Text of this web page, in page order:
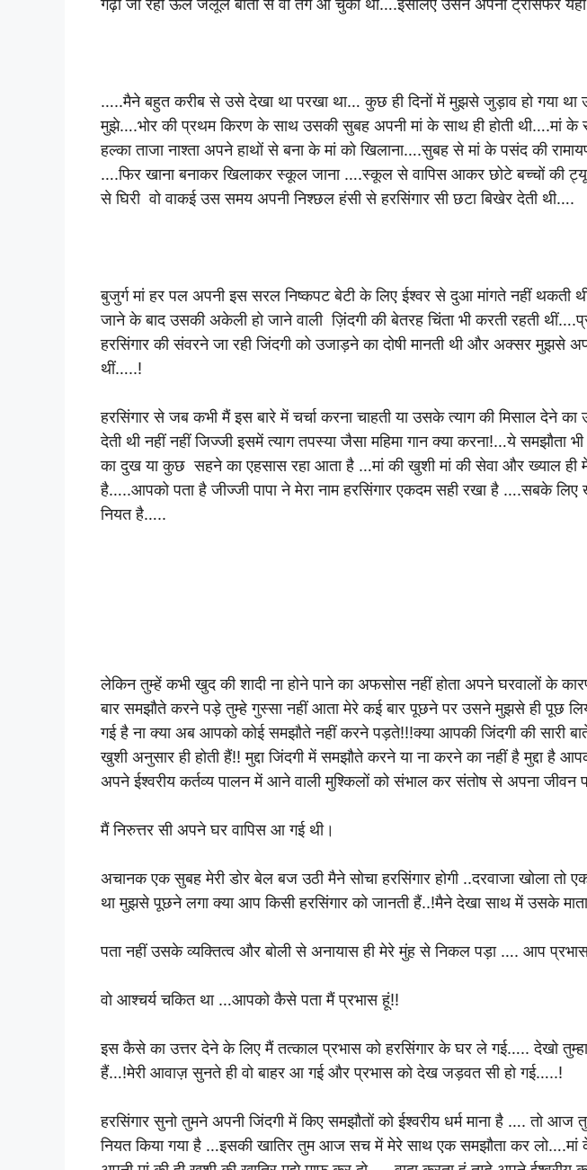
…..मैने बहुत करीब से उसे देखा था परखा था… कुछ ही दिनों में मुझसे जुड़ाव हो गया था
मुझे….भोर की प्रथम किरण के साथ उसकी सुबह अपनी मां के साथ ही होती थी….मां के
हल्का ताजा नाश्ता अपने हाथों से बना के मां को खिलाना….सुबह से मां के पसंद की
….फिर खाना बनाकर खिलाकर स्कूल जाना ….स्कूल से वापिस आकर छोटे बच्चों की
से घिरी वो वाकई उस समय अपनी निश्छल हंसी से हरसिंगार सी छटा बिखेर देती थी….
बुजुर्ग मां हर पल अपनी इस सरल निष्कपट बेटी के लिए ईश्वर से दुआ मांगते नहीं थकती
जाने के बाद उसकी अकेली हो जाने वाली ज़िंदगी की बेतरह चिंता भी करती रहती
हरसिंगार की संवरने जा रही जिंदगी को उजाड़ने का दोषी मानती थी और अक्सर मुझसे
थीं…..!
हरसिंगार से जब कभी मैं इस बारे में चर्चा करना चाहती या उसके त्याग की मिसाल देने
देती थी नहीं नहीं जिज्जी इसमें त्याग तपस्या जैसा महिमा गान क्या करना!…ये समझौता
का दुख या कुछ सहने का एहसास रहा आता है …मां की खुशी मां की सेवा और ख्याल ही मेरे
है…..आपको पता है जीज्जी पापा ने मेरा नाम हरसिंगार एकदम सही रखा है ….सबके लिए
नियत है…..
लेकिन तुम्हें कभी खुद की शादी ना होने पाने का अफसोस नहीं होता अपने घरवालों के
बार समझौते करने पड़े तुम्हे गुस्सा नहीं आता मेरे कई बार पूछने पर उसने मुझसे ही पूछ
गई है ना क्या अब आपको कोई समझौते नहीं करने पड़ते!!!क्या आपकी जिंदगी की सारी
खुशी अनुसार ही होती हैं!! मुद्दा जिंदगी में समझौते करने या ना करने का नहीं है मुद्दा है
अपने ईश्वरीय कर्तव्य पालन में आने वाली मुश्किलों को संभाल कर संतोष से अपना
मैं निरुत्तर सी अपने घर वापिस आ गई थी।
अचानक एक सुबह मेरी डोर बेल बज उठी मैने सोचा हरसिंगार होगी ..दरवाजा खोला
था मुझसे पूछने लगा क्या आप किसी हरसिंगार को जानती हैं..!मैने देखा साथ में उसके
पता नहीं उसके व्यक्तित्व और बोली से अनायास ही मेरे मुंह से निकल पड़ा …. आप
वो आश्चर्य चकित था …आपको कैसे पता मैं प्रभास हूं!!
इस कैसे का उत्तर देने के लिए मैं तत्काल प्रभास को हरसिंगार के घर ले गई….. देखो
हैं…!मेरी आवाज़ सुनते ही वो बाहर आ गई और प्रभास को देख जड़वत सी हो गई…..!
हरसिंगार सुनो तुमने अपनी जिंदगी में किए समझौतों को ईश्वरीय धर्म माना है …. तो आज
नियत किया गया है …इसकी खातिर तुम आज सच में मेरे साथ एक समझौता कर लो….मां